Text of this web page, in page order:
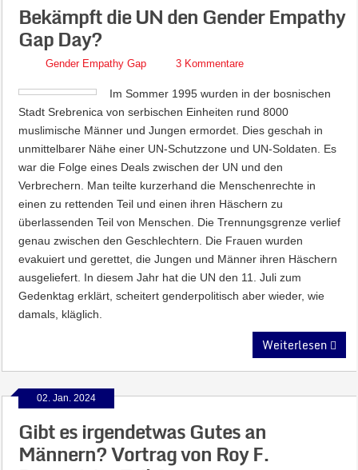
Bekämpft die UN den Gender Empathy
Gap Day?
Gender Empathy Gap 3 Kommentare
Im Sommer 1995 wurden in der bosnischen
Stadt Srebrenica von serbischen Einheiten rund 8000
muslimische Männer und Jungen ermordet. Dies geschah in
unmittelbarer Nähe einer UN-Schutzzone und UN-Soldaten. Es
war die Folge eines Deals zwischen der UN und den
Verbrechern. Man teilte kurzerhand die Menschenrechte in
einen zu rettenden Teil und einen ihren Häschern zu
überlassenden Teil von Menschen. Die Trennungsgrenze verlief
genau zwischen den Geschlechtern. Die Frauen wurden
evakuiert und gerettet, die Jungen und Männer ihren Häschern
ausgeliefert. In diesem Jahr hat die UN den 11. Juli zum
Gedenktag erklärt, scheitert genderpolitisch aber wieder, wie
damals, kläglich.
Weiterlesen
02. Jan. 2024
Gibt es irgendetwas Gutes an
Männern? Vortrag von Roy F.